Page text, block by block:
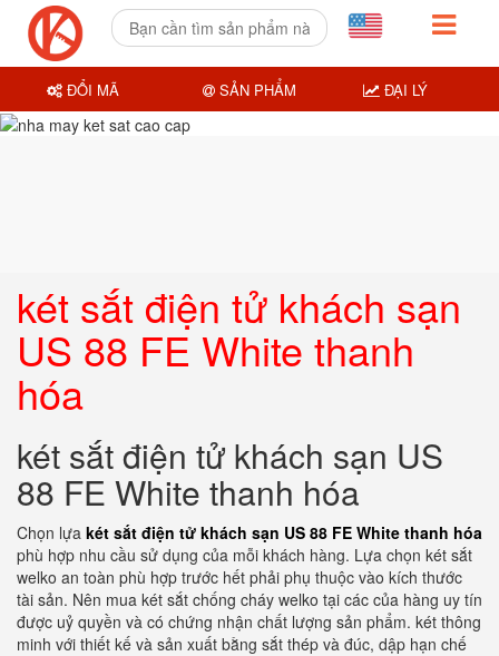
két sắt điện tử khách sạn
US 88 FE White thanh
hóa
két sắt điện tử khách sạn US
88 FE White thanh hóa
Chọn lựa két sắt điện tử khách sạn US 88 FE White thanh hóa
phù hợp nhu cầu sử dụng của mỗi khách hàng. Lựa chọn két sắt
welko an toàn phù hợp trước hết phải phụ thuộc vào kích thước
tài sản. Nên mua két sắt chống cháy welko tại các của hàng uy tín
được uỷ quyền và có chứng nhận chất lượng sản phẩm. két thông
minh với thiết kế và sản xuất bằng sắt thép và đúc, dập hạn chế
ĐỔI MÃ SẢN PHẨM ĐẠI LÝ